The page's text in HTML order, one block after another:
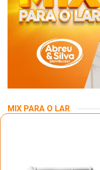
MIX PARA O LAR